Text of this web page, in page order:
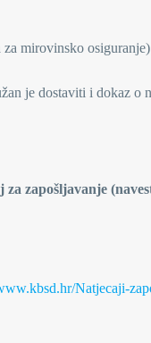
mirovinsko
je dostaviti i dokaz o
zapošljavanje
Natjecaji-